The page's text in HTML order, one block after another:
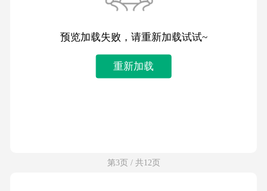
预览加载失败，请重新加载试试~
重新加载
第3页 / 共12页